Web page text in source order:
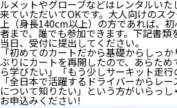
ルメットやグローブなどはレンタルい
来ていただいてOKです。大人向けのス
上（身長140cm以上）の方であれば、
者まで、誰でも参加できます。下記書類
当日、受付に提出してください。
「初めてのカートだから基礎からしっ
ぶりにカートを再開したので、あらた
ら学びたい」「もう少しサーキット走行
「全日本で活躍するドライバーからレ
について知りたい」という方がいらっ
お申込みください!